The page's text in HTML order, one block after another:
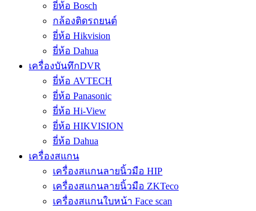
ยี่ห้อ Bosch
กล้องติดรถยนต์
ยี่ห้อ Hikvision
ยี่ห้อ Dahua
เครื่องบันทึกDVR
ยี่ห้อ AVTECH
ยี่ห้อ Panasonic
ยี่ห้อ Hi-View
ยี่ห้อ HIKVISION
ยี่ห้อ Dahua
เครื่องสแกน
เครื่องสแกนลายนิ้วมือ HIP
เครื่องสแกนลายนิ้วมือ ZKTeco
เครื่องสแกนใบหน้า Face scan